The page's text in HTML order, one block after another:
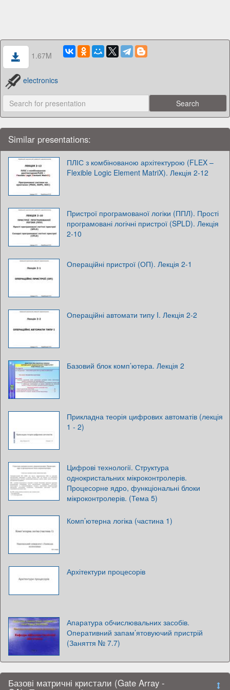
1.67M
electronics
Similar presentations:
ПЛІС з комбінованою архітектурою (FLEX –
Flexible Logic Element MatriX). Лекція 2-12
Пристрої програмованої логіки (ППЛ). Прості
програмовані логічні пристрої (SPLD). Лекція
2-10
Операційні пристрої (ОП). Лекція 2-1
Операційні автомати типу I. Лекція 2-2
Базовий блок комп’ютера. Лекція 2
Прикладна теорія цифрових автоматів (лекція
1 - 2)
Цифрові технології. Структура
однокристальних мікроконтролерів.
Процесорне ядро, функціональні блоки
мікроконтролерів. (Тема 5)
Комп’ютерна логіка (частина 1)
Архітектури процесорів
Апаратура обчислювальних засобів.
Оперативний запам’ятовуючий пристрій
(Заняття № 7.7)
Базові матричні кристали (Gate Array -